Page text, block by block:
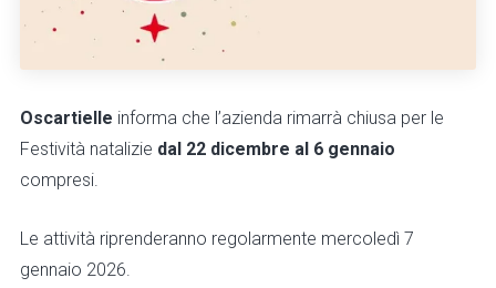
Oscartielle informa che l’azienda rimarrà chiusa per le
Festività natalizie dal 22 dicembre al 6 gennaio
compresi.
Le attività riprenderanno regolarmente mercoledì 7
gennaio 2026.